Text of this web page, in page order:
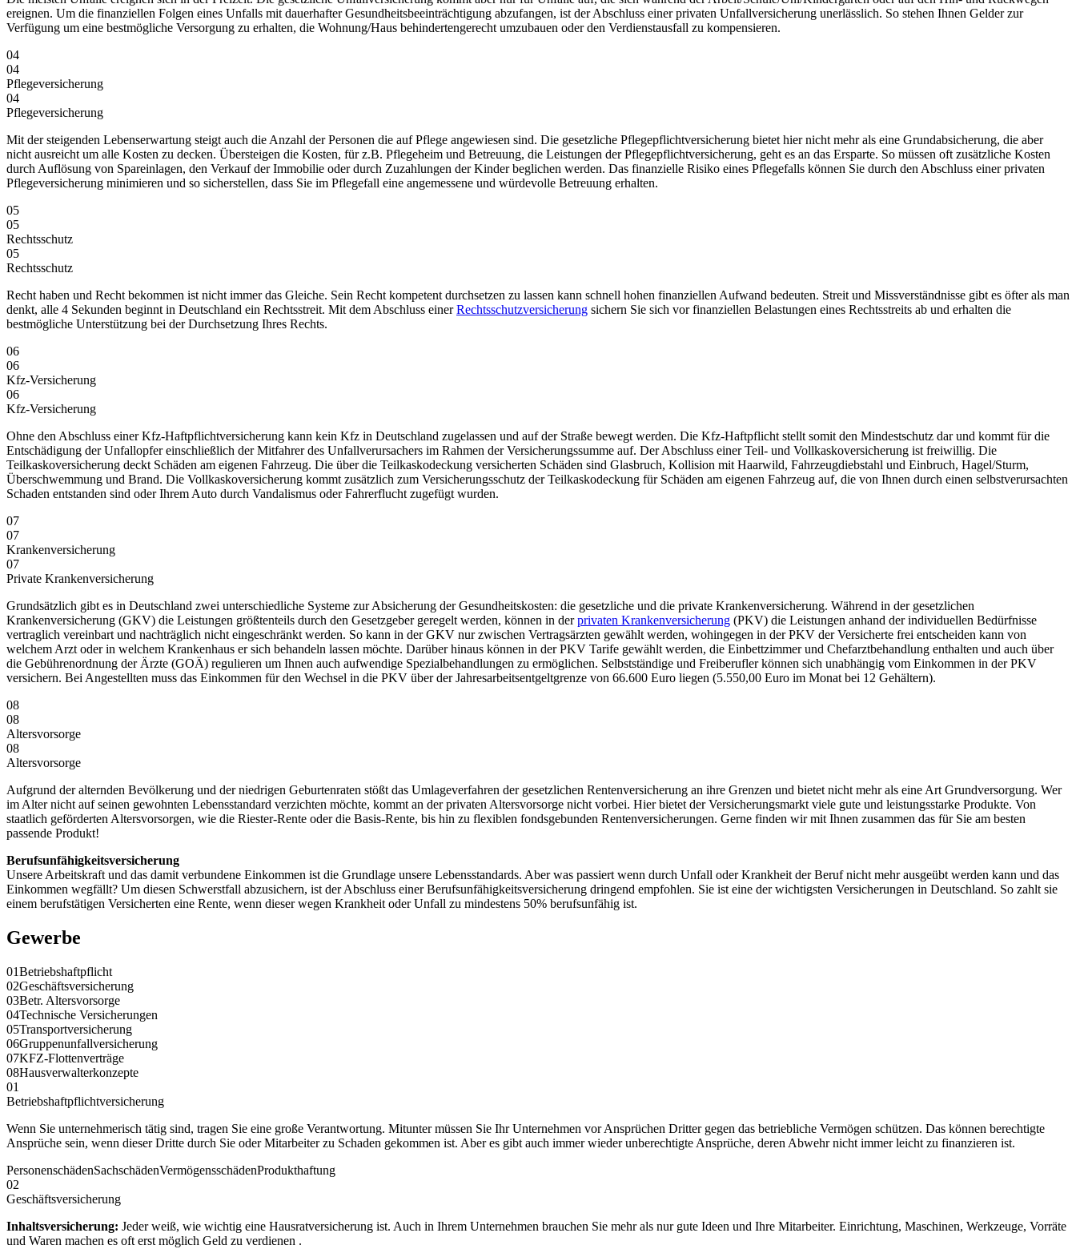
ereignen. Um die finanziellen Folgen eines Unfalls mit dauerhafter Gesundheitsbeeinträchtigung abzufangen, ist der Abschluss einer privaten Unfallversicherung unerlässlich. So stehen Ihnen Gelder zur
Verfügung um eine bestmögliche Versorgung zu erhalten, die Wohnung/Haus behindertengerecht umzubauen oder den Verdienstausfall zu kompensieren.
04
04
Pflegeversicherung
04
Pflege­versicherung
Mit der steigenden Lebenserwartung steigt auch die Anzahl der Personen die auf Pflege angewiesen sind. Die gesetzliche Pflegepflichtversicherung bietet hier nicht mehr als eine Grundabsicherung, die aber
nicht ausreicht um alle Kosten zu decken. Übersteigen die Kosten, für z.B. Pflegeheim und Betreuung, die Leistungen der Pflegepflichtversicherung, geht es an das Ersparte. So müssen oft zusätzliche Kosten
durch Auflösung von Spareinlagen, den Verkauf der Immobilie oder durch Zuzahlungen der Kinder beglichen werden. Das finanzielle Risiko eines Pflegefalls können Sie durch den Abschluss einer privaten
Pflegeversicherung minimieren und so sicherstellen, dass Sie im Pflegefall eine angemessene und würdevolle Betreuung erhalten.
05
05
Rechtsschutz
05
Rechtsschutz
Recht haben und Recht bekommen ist nicht immer das Gleiche. Sein Recht kompetent durchsetzen zu lassen kann schnell hohen finanziellen Aufwand bedeuten. Streit und Missverständnisse gibt es öfter als man
denkt, alle 4 Sekunden beginnt in Deutschland ein Rechtsstreit. Mit dem Abschluss einerRechtsschutzversicherung sichern Sie sich vor finanziellen Belastungen eines Rechtsstreits ab und erhalten die
bestmögliche Unterstützung bei der Durchsetzung Ihres Rechts.
06
06
Kfz-Versicherung
06
Kfz-Versicherung
Ohne den Abschluss einer Kfz-Haftpflichtversicherung kann kein Kfz in Deutschland zugelassen und auf der Straße bewegt werden. Die Kfz-Haftpflicht stellt somit den Mindestschutz dar und kommt für die
Entschädigung der Unfallopfer einschließlich der Mitfahrer des Unfallverursachers im Rahmen der Versicherungssumme auf. Der Abschluss einer Teil- und Vollkaskoversicherung ist freiwillig. Die
Teilkaskoversicherung deckt Schäden am eigenen Fahrzeug. Die über die Teilkaskodeckung versicherten Schäden sind Glasbruch, Kollision mit Haarwild, Fahrzeugdiebstahl und Einbruch, Hagel/Sturm,
Überschwemmung und Brand. Die Vollkaskoversicherung kommt zusätzlich zum Versicherungsschutz der Teilkaskodeckung für Schäden am eigenen Fahrzeug auf, die von Ihnen durch einen selbstverursachten
Schaden entstanden sind oder Ihrem Auto durch Vandalismus oder Fahrerflucht zugefügt wurden.
07
07
Krankenversicherung
07
Private Kranken­versicherung
Grundsätzlich gibt es in Deutschland zwei unterschiedliche Systeme zur Absicherung der Gesundheitskosten: die gesetzliche und die private Krankenversicherung. Während in der gesetzlichen
Krankenversicherung (GKV) die Leistungen größtenteils durch den Gesetzgeber geregelt werden, können in derprivaten Krankenversicherung (PKV) die Leistungen anhand der individuellen Bedürfnisse
vertraglich vereinbart und nachträglich nicht eingeschränkt werden. So kann in der GKV nur zwischen Vertragsärzten gewählt werden, wohingegen in der PKV der Versicherte frei entscheiden kann von
welchem Arzt oder in welchem Krankenhaus er sich behandeln lassen möchte. Darüber hinaus können in der PKV Tarife gewählt werden, die Einbettzimmer und Chefarztbehandlung enthalten und auch über
die Gebührenordnung der Ärzte (GOÄ) regulieren um Ihnen auch aufwendige Spezialbehandlungen zu ermöglichen. Selbstständige und Freiberufler können sich unabhängig vom Einkommen in der PKV
versichern. Bei Angestellten muss das Einkommen für den Wechsel in die PKV über der Jahresarbeitsentgeltgrenze von 66.600 Euro liegen (5.550,00 Euro im Monat bei 12 Gehältern).
08
08
Altersvorsorge
08
Altersvorsorge
Aufgrund der alternden Bevölkerung und der niedrigen Geburtenraten stößt das Umlageverfahren der gesetzlichen Rentenversicherung an ihre Grenzen und bietet nicht mehr als eine Art Grundversorgung. Wer
im Alter nicht auf seinen gewohnten Lebensstandard verzichten möchte, kommt an der privaten Altersvorsorge nicht vorbei. Hier bietet der Versicherungsmarkt viele gute und leistungsstarke Produkte. Von
staatlich geförderten Altersvorsorgen, wie die Riester-Rente oder die Basis-Rente, bis hin zu flexiblen fondsgebunden Rentenversicherungen. Gerne finden wir mit Ihnen zusammen das für Sie am besten
passende Produkt!
Berufsunfähigkeitsversicherung
Unsere Arbeitskraft und das damit verbundene Einkommen ist die Grundlage unsere Lebensstandards. Aber was passiert wenn durch Unfall oder Krankheit der Beruf nicht mehr ausgeübt werden kann und das
Einkommen wegfällt? Um diesen Schwerstfall abzusichern, ist der Abschluss einer Berufsunfähigkeitsversicherung dringend empfohlen. Sie ist eine der wichtigsten Versicherungen in Deutschland. So zahlt sie
einem berufstätigen Versicherten eine Rente, wenn dieser wegen Krankheit oder Unfall zu mindestens 50% berufsunfähig ist.
Gewerbe
01Betriebshaftpflicht
02Geschäftsversicherung
03Betr. Altersvorsorge
04Technische Versicherungen
05Transportversicherung
06Gruppenunfallversicherung
07KFZ-Flottenverträge
08Hausverwalterkonzepte
01
Betriebshaftpflichtversicherung
Wenn Sie unternehmerisch tätig sind, tragen Sie eine große Verantwortung. Mitunter müssen Sie Ihr Unternehmen vor Ansprüchen Dritter gegen das betriebliche Vermögen schützen. Das können berechtigte
Ansprüche sein, wenn dieser Dritte durch Sie oder Mitarbeiter zu Schaden gekommen ist. Aber es gibt auch immer wieder unberechtigte Ansprüche, deren Abwehr nicht immer leicht zu finanzieren ist.
PersonenschädenSachschädenVermögensschädenProdukthaftung
02
Geschäftsversicherung
Inhaltsversicherung: Jeder weiß, wie wichtig eine Hausratversicherung ist. Auch in Ihrem Unternehmen brauchen Sie mehr als nur gute Ideen und Ihre Mitarbeiter. Einrichtung, Maschinen, Werkzeuge, Vorräte
und Waren machen es oft erst möglich Geld zu verdienen .